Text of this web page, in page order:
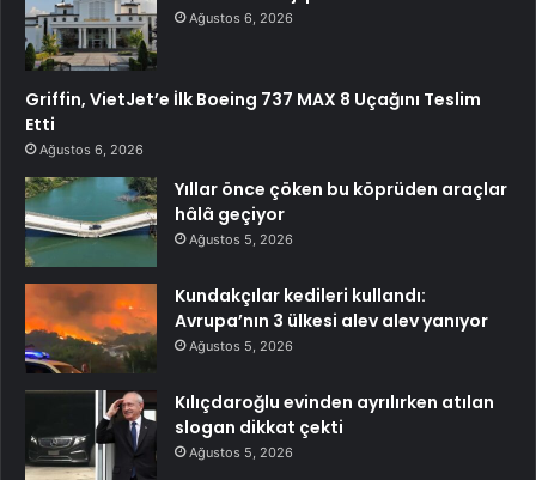
Ağustos 6, 2026
Griffin, VietJet’e İlk Boeing 737 MAX 8 Uçağını Teslim
Etti
Ağustos 6, 2026
Yıllar önce çöken bu köprüden araçlar
hâlâ geçiyor
Ağustos 5, 2026
Kundakçılar kedileri kullandı:
Avrupa’nın 3 ülkesi alev alev yanıyor
Ağustos 5, 2026
Kılıçdaroğlu evinden ayrılırken atılan
slogan dikkat çekti
Ağustos 5, 2026